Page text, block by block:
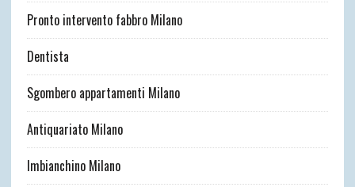
Pronto intervento fabbro Milano
Dentista
Sgombero appartamenti Milano
Antiquariato Milano
Imbianchino Milano